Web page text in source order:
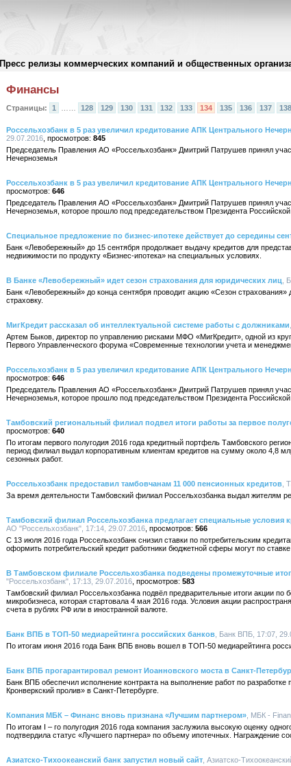
Пресс релизы коммерческих компаний и общественных
Архив пресс-релизов//
Финансы
Страницы: 1 128 129 130 131 132 133 134 135 136 137 138
Россельхозбанк в 5 раз увеличил кредитование АПК Центрального
29.07.2016
845
Председатель Правления АО «Россельхозбанк» Дмитрий Патрушев принял
Нечерноземья
Россельхозбанк в 5 раз увеличил кредитование АПК Центрального
646
Председатель Правления АО «Россельхозбанк» Дмитрий Патрушев принял
Нечерноземья, которое прошло под председательством Президента
Специальное предложение по бизнес-ипотеке действует до середины
Банк «Левобережный» до 15 сентября продолжает выдачу кредитов для
недвижимости по продукту «Бизнес-ипотека» на специальных условиях.
В Банке «Левобережный» идет сезон страхования для юридических лиц ,
Банк «Левобережный» до конца сентября проводит акцию «Сезон
страховку.
МигКредит рассказал об интеллектуальной системе работы с должниками
Артем Быков, директор по управлению рисками МФО «МигКредит», одной из
Первого Управленческого форума «Современные технологии учета и
Россельхозбанк в 5 раз увеличил кредитование АПК Центрального
646
Председатель Правления АО «Россельхозбанк» Дмитрий Патрушев принял
Нечерноземья, которое прошло под председательством Президента
Тамбовский региональный филиал подвел итоги работы за первое
640
По итогам первого полугодия 2016 года кредитный портфель Тамбовского
период филиал выдал корпоративным клиентам кредитов на сумму около 4,8
сезонных работ.
Россельхозбанк предоставил тамбовчанам 11 000 пенсионных кредитов ,
За время деятельности Тамбовский филиал Россельхозбанка выдал жителям
Тамбовский филиал Россельхозбанка предлагает специальные условия
АО "Россельхозбанк", 17:14, 29.07.2016
566
С 13 июля 2016 года Россельхозбанк снизил ставки по потребительским
оформить потребительский кредит работники бюджетной сферы могут по ставке
В Тамбовском филиале Россельхозбанка подведены промежуточные
"Россельхозбанк", 17:13, 29.07.2016
583
Тамбовский филиал Россельхозбанка подвёл предварительные итоги акции по
микробизнеса, которая стартовала 4 мая 2016 года. Условия акции
счета в рублях РФ или в иностранной валюте.
Банк ВПБ в ТОП-50 медиарейтинга российских банков , Банк ВПБ, 17:07,
По итогам июня 2016 года Банк ВПБ вновь вошел в ТОП-50 медиарейтинга
Банк ВПБ прогарантировал ремонт Иоанновского моста в Санкт-
Банк ВПБ обеспечил исполнение контракта на выполнение работ по
Кронверкский пролив» в Санкт-Петербурге.
Компания МБК – Финанс вновь признана «Лучшим партнером» , МБК -
По итогам I – го полугодия 2016 года компания заслужила высокую оценку
подтвердила статус «Лучшего партнера» по объему ипотечных. Награждение
Азиатско-Тихоокеанский банк запустил новый сайт , Азиатско-